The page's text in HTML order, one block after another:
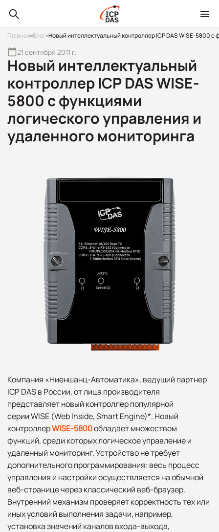
Главная Блог Новый интеллектуальный контроллер ICP DAS WISE-5800
Новый интеллектуальный
контроллер ICP DAS WISE-
5800 с функциями
логического управления и
удаленного мониторинга
21 сентября 2011 г.
Компания «Ниеншанц-Автоматика», ведущий партнер
ICP DAS в России, от лица производителя
представляет новый контроллер популярной
серии WISE (Web Inside, Smart Engine)*. Новый
контроллерWISE-5800обладает множеством
функций, среди которых логическое управление и
удаленный мониторинг. Устройство не требует
дополнительного программирования: весь процесс
управления и настройки осуществляется на обычной
веб-странице через классический веб-браузер.
Внутренний механизм проверяет корректность тех или
иных условий выполнения задачи, например,
установка значений каналов входа-выхода,